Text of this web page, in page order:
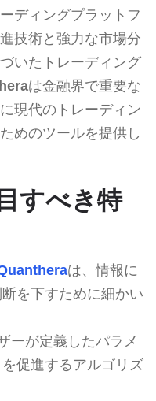
ディングプラットフ
技術と強力な市場分
いたトレーディング
は金融界で重要な
現代のトレーディン
めのツールを提供し
すべき特
は、情報に
を下すために細かい
ーが定義したパラメ
促進するアルゴリズ